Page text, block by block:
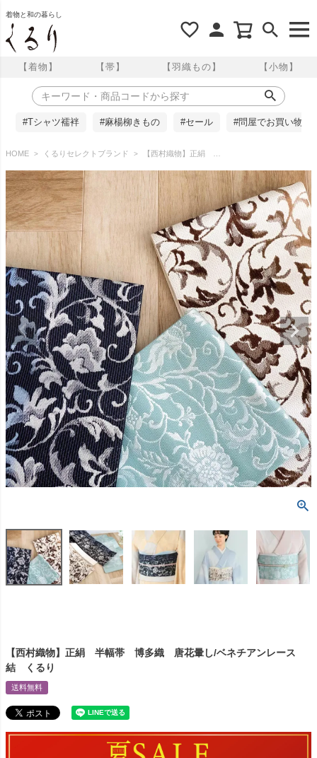
着物と和の暮らし
【着物】 【帯】 【羽織もの】 【小物】
#Tシャツ襦袢 #麻楊柳きもの #セール #問屋でお買い物
HOME くるりセレクトブランド 【西村織物】正絹 半幅帯 博多織 唐花暈し/ベネチアンレース 結 くるり
【西村織物】正絹 半幅帯 博多織 唐花暈し/ベネチアンレース
結 くるり
送料無料